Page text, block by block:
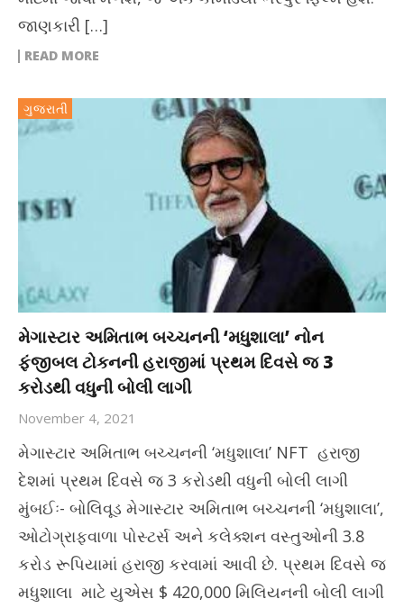
જાણકારી […]
READ MORE
ગુજરાતી
મેગાસ્ટાર અમિતાભ બચ્ચનની ‘મધુશાલા’ નોન
ફંજીબલ ટોકનની હરાજીમાં પ્રથમ દિવસે જ 3
કરોડથી વધુની બોલી લાગી
November 4, 2021
મેગાસ્ટાર અમિતાભ બચ્ચનની ‘મધુશાલા’ NFT હરાજી
દેશમાં પ્રથમ દિવસે જ 3 કરોડથી વધુની બોલી લાગી
મુંબઈઃ- બોલિવૂડ મેગાસ્ટાર અમિતાભ બચ્ચનની ‘મધુશાલા’,
ઓટોગ્રાફવાળા પોસ્ટર્સ અને કલેક્શન વસ્તુઓની 3.8
કરોડ રૂપિયામાં હરાજી કરવામાં આવી છે. પ્રથમ દિવસે જ
મધુશાલા માટે યુએસ $ 420,000 મિલિયનની બોલી લાગી